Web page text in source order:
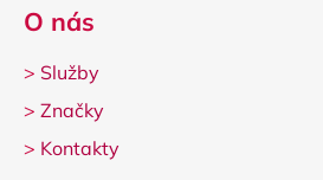
O nás
> Služby
> Značky
> Kontakty